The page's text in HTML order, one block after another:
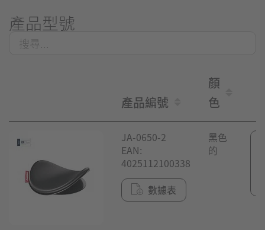
產品型號
產品編號
顏
色
JA-0650-2
EAN:
4025112100338
數據表
黑色
的